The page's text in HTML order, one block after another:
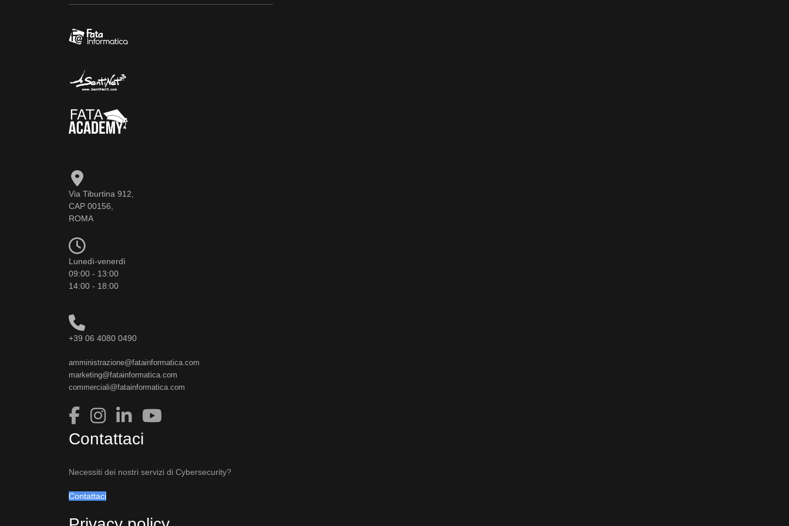
Via Tiburtina 912,
CAP 00156,
ROMA
Lunedì-venerdì
09:00 - 13:00
14:00 - 18:00
+39 06 4080 0490
amministrazione@fatainformatica.com
marketing@fatainformatica.com
commerciali@fatainformatica.com
Contattaci
Necessiti dei nostri servizi di Cybersecurity?
Contattaci